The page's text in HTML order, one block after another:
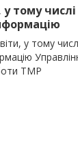
у тому
у тому
ТМР